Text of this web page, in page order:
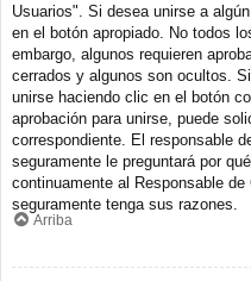
Usuarios". Si desea unirse a
en el botón apropiado. No todos
embargo, algunos requieren
cerrados y algunos son ocultos.
unirse haciendo clic en el botón
aprobación para unirse, puede
correspondiente. El responsable
seguramente le preguntará por
continuamente al Responsable
seguramente tenga sus razones.
Arriba